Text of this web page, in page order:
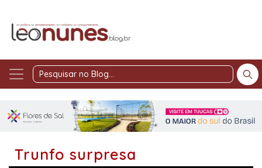
Pesquisar
Blog
Trunfo surpresa